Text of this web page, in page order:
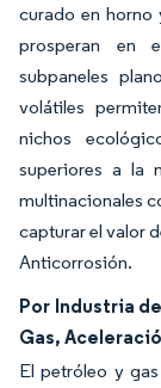
curado en horno
prosperan en
subpaneles
volátiles
nichos
superiores a la
multinacionales
capturar el valor
Anticorrosión.
Por Industria
Gas,
El petróleo y